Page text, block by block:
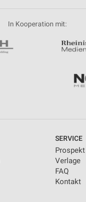
In Kooperation mit:
SERVICE
Verlage
FAQ
Kontakt